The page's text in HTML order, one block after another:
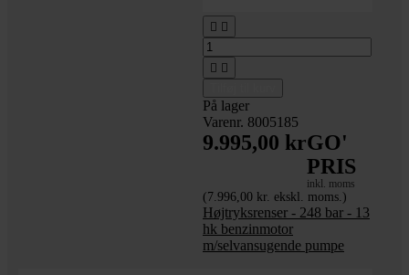
 
 
På lager
Varenr. 8005185
9.995,00 krGO'
PRIS
inkl. moms
(7.996,00 kr. ekskl. moms.)
Højtryksrenser - 248 bar - 13
hk benzinmotor
m/selvansugende pumpe